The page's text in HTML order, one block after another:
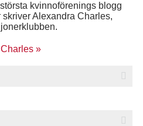
kvinnoförenings blogg
Alexandra Charles,
»